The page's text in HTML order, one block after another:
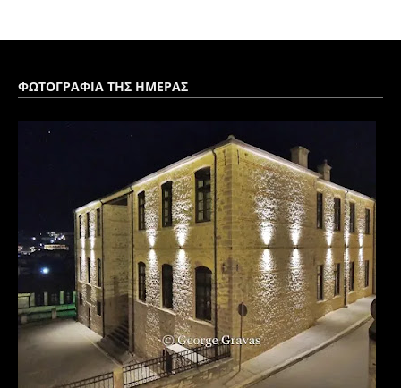
ΦΩΤΟΓΡΑΦΙΑ ΤΗΣ ΗΜΕΡΑΣ